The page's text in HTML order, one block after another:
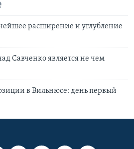
расширение и углубление
Савченко является не чем
в Вильнюсе: день первый